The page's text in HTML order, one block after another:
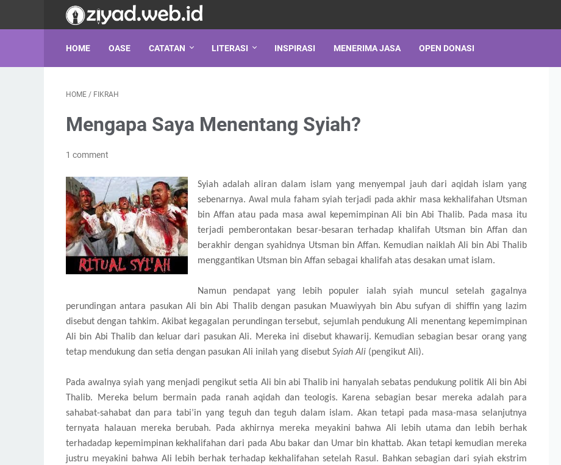
HOME OASE CATATAN LITERASI INSPIRASI MENERIMA JASA OPEN DONASI
HOME / FIKRAH
Mengapa Saya Menentang Syiah?
1 comment
Syiah adalah aliran dalam islam yang menyempal jauh dari aqidah islam yang
sebenarnya. Awal mula faham syiah terjadi pada akhir masa kekhalifahan Utsman
bin Affan atau pada masa awal kepemimpinan Ali bin Abi Thalib. Pada masa itu
terjadi pemberontakan besar-besaran terhadap khalifah Utsman bin Affan dan
berakhir dengan syahidnya Utsman bin Affan. Kemudian naiklah Ali bin Abi Thalib
menggantikan Utsman bin Affan sebagai khalifah atas desakan umat islam.
Namun pendapat yang lebih populer ialah syiah muncul setelah gagalnya
perundingan antara pasukan Ali bin Abi Thalib dengan pasukan Muawiyyah bin Abu sufyan di shiffin yang lazim
disebut dengan tahkim. Akibat kegagalan perundingan tersebut, sejumlah pendukung Ali menentang kepemimpinan
Ali bin Abi Thalib dan keluar dari pasukan Ali. Mereka ini disebut khawarij. Kemudian sebagian besar orang yang
tetap mendukung dan setia dengan pasukan Ali inilah yang disebut Syiah Ali (pengikut Ali).
Pada awalnya syiah yang menjadi pengikut setia Ali bin abi Thalib ini hanyalah sebatas pendukung politik Ali bin Abi
Thalib. Mereka belum bermain pada ranah aqidah dan teologis. Karena sebagian besar mereka adalah para
sahabat-sahabat dan para tabi’in yang teguh dan teguh dalam islam. Akan tetapi pada masa-masa selanjutnya
ternyata halauan mereka berubah. Pada akhirnya mereka meyakini bahwa Ali lebih utama dan lebih berhak
terhadadap kepemimpinan kekhalifahan dari pada Abu bakar dan Umar bin khattab. Akan tetapi kemudian mereka
justru meyakini bahwa Ali lebih berhak terhadap kekhalifahan setelah Rasul. Bahkan sebagian dari syiah ekstrim